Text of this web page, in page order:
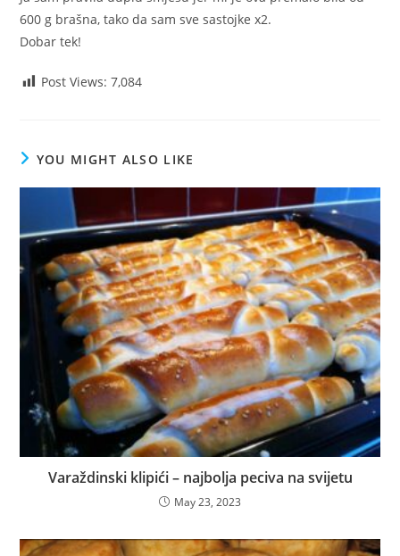
600 g brašna, tako da sam sve sastojke x2.
Dobar tek!
Post Views: 7,084
YOU MIGHT ALSO LIKE
Varaždinski klipići – najbolja peciva na svijetu
May 23, 2023